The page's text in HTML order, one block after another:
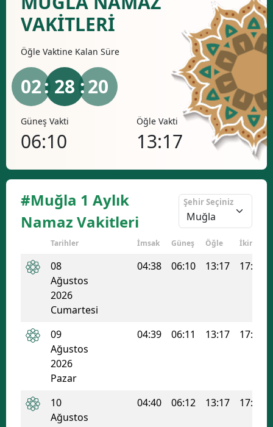
Bilecik
Bursa
Denizli
Diyarbakır
Erzincan
VAKİTLERİ
Öğle Vaktine Kalan Süre
02: 28 :20
Güneş Vakti
06:10
Öğle Vakti
13:17
#Muğla 1 Aylık
Namaz Vakitleri
Şehir Seçiniz
Tarihler İmsak Güneş Öğle İkindi
08
Ağustos
2026
Cumartesi
04:38 06:10 13:17 17:04
09
Ağustos
2026
Pazar
04:39 06:11 13:17 17:04
10
Ağustos
04:40 06:12 13:17 17:03